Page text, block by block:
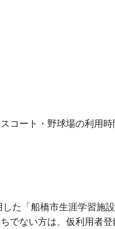
コート・野球場の利用時
た「船橋市生涯学習施
でない方は、仮利用者登